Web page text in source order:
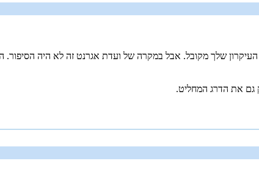
שלך מקובל. אבל במקרה של ועדת אגרנט זה לא היה הסיפור.
גם את הדרג המחליט.